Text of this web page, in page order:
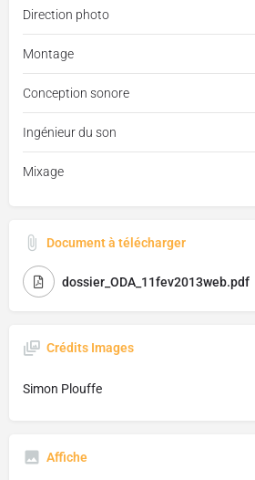
Direction photo
Montage
Conception sonore
Ingénieur du son
Mixage
Document à télécharger
dossier_ODA_11fev2013web.pdf
Crédits Images
Simon Plouffe
Affiche